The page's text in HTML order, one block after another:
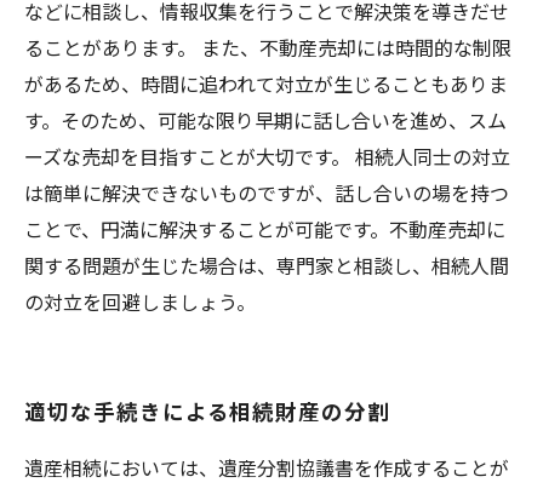
などに相談し、情報収集を行うことで解決策を導きだせ
ることがあります。 また、不動産売却には時間的な制限
があるため、時間に追われて対立が生じることもありま
す。そのため、可能な限り早期に話し合いを進め、スム
ーズな売却を目指すことが大切です。 相続人同士の対立
は簡単に解決できないものですが、話し合いの場を持つ
ことで、円満に解決することが可能です。不動産売却に
関する問題が生じた場合は、専門家と相談し、相続人間
の対立を回避しましょう。
適切な手続きによる相続財産の分割
遺産相続においては、遺産分割協議書を作成することが